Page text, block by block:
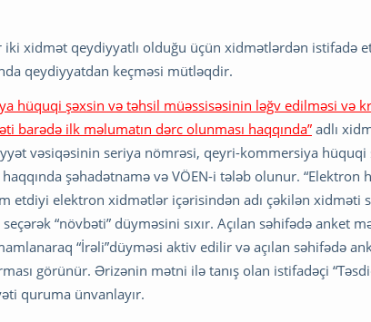
iki xidmət qeydiyyatlı olduğu üçün xidmətlərdən istifadə
qeydiyyatdan keçməsi mütləqdir.
hüquqi şəxsin və təhsil müəssisəsinin ləğv edilməsi və
barədə ilk məlumatın dərc olunması haqqında” adlı
vəsiqəsinin seriya nömrəsi, qeyri-kommersiya
şəhadətnamə və VÖEN-i tələb olunur.
etdiyi elektron xidmətlər içərisindən adı çəkilən xidməti
“növbəti” düyməsini sıxır. Açılan səhifədə anket
“İrəli”düyməsi aktiv edilir və açılan səhifədə
görünür. Ərizənin mətni ilə tanış olan istifadəçi
quruma ünvanlayır.